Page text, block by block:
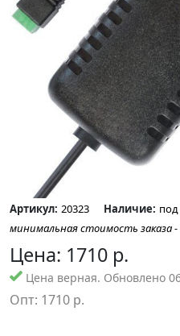
Артикул: 20323 Наличие: под
минимальная стоимость заказа -
Цена: 1710 р.
Цена верная. Обновлено
Опт: 1710 р.